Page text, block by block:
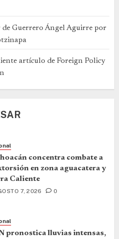
Guerrero Ángel Aguirre por
artículo de Foreign Policy
concentra combate a
en zona aguacatera y
Caliente
7, 2026 0
pronostica lluvias intensas,